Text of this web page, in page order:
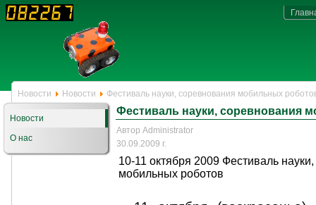
Новости Новости Фестиваль науки, соревнования мобильных
Новости
О нас
Фестиваль науки, соревнования
Автор Administrator
30.09.2009 г.
10-11 октября 2009 Фестиваль
мобильных роботов